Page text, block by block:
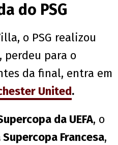
do PSG
o PSG realizou
perdeu para o
da final, entra em
United.
da UEFA, o
Francesa,